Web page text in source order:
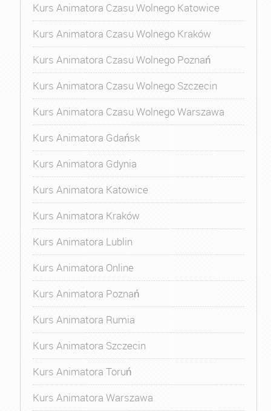
Kurs Animatora Czasu Wolnego Katowice
Kurs Animatora Czasu Wolnego Kraków
Kurs Animatora Czasu Wolnego Poznań
Kurs Animatora Czasu Wolnego Szczecin
Kurs Animatora Czasu Wolnego Warszawa
Kurs Animatora Gdańsk
Kurs Animatora Gdynia
Kurs Animatora Katowice
Kurs Animatora Kraków
Kurs Animatora Lublin
Kurs Animatora Online
Kurs Animatora Poznań
Kurs Animatora Rumia
Kurs Animatora Szczecin
Kurs Animatora Toruń
Kurs Animatora Warszawa